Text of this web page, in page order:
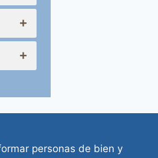
+
+
personas de bien y